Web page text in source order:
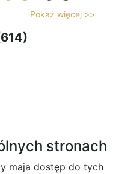
Pokaż więcej >>
stronach
maja dostęp do tych